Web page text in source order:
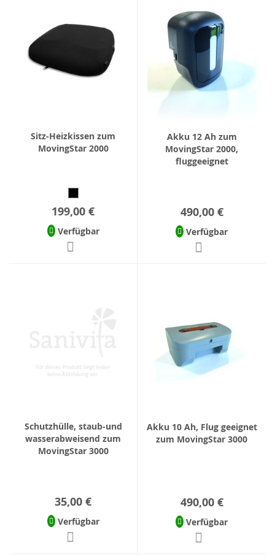
Sitz-Heizkissen zum
MovingStar 2000
199,00 €
Verfügbar
Akku 12 Ah zum
MovingStar 2000,
fluggeeignet
490,00 €
Verfügbar
Schutzhülle, staub-und
wasserabweisend zum
MovingStar 3000
35,00 €
Verfügbar
Akku 10 Ah, Flug geeignet
zum MovingStar 3000
490,00 €
Verfügbar